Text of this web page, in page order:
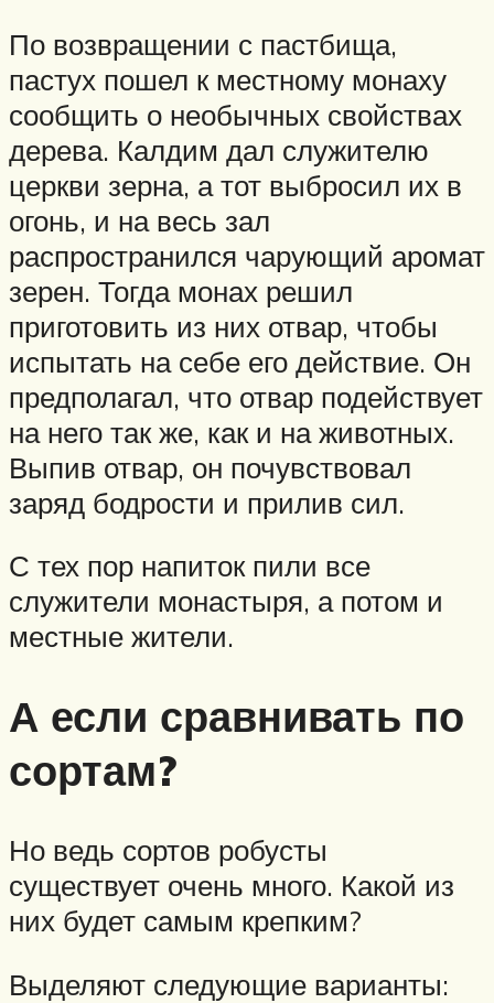
По возвращении с пастбища,
пастух пошел к местному монаху
сообщить о необычных свойствах
дерева. Калдим дал служителю
церкви зерна, а тот выбросил их в
огонь, и на весь зал
распространился чарующий аромат
зерен. Тогда монах решил
приготовить из них отвар, чтобы
испытать на себе его действие. Он
предполагал, что отвар подействует
на него так же, как и на животных.
Выпив отвар, он почувствовал
заряд бодрости и прилив сил.
С тех пор напиток пили все
служители монастыря, а потом и
местные жители.
А если сравнивать по
сортам?
Но ведь сортов робусты
существует очень много. Какой из
них будет самым крепким?
Выделяют следующие варианты: